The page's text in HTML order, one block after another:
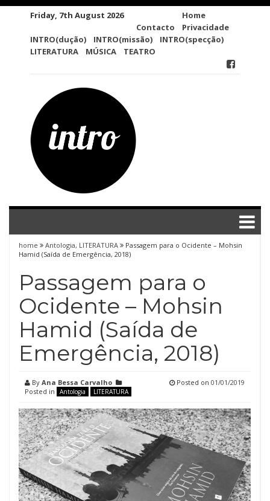
Friday, 7th August 2026
Contacto
Home
Privacidade
INTRO(dução)
INTRO(missão)
INTRO(specção)
LITERATURA
MÚSICA TEATRO
home Antologia, LITERATURA
Passagem para o Ocidente – Mohsin
Hamid (Saída de Emergência, 2018)
Passagem para o
Ocidente – Mohsin
Hamid (Saída de
Emergência, 2018)
By Ana Bessa Carvalho
Posted in
Antologia LITERATURA
Posted on 01/01/2019